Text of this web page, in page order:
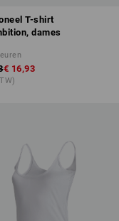
T-shirt
dames
€ 16,93